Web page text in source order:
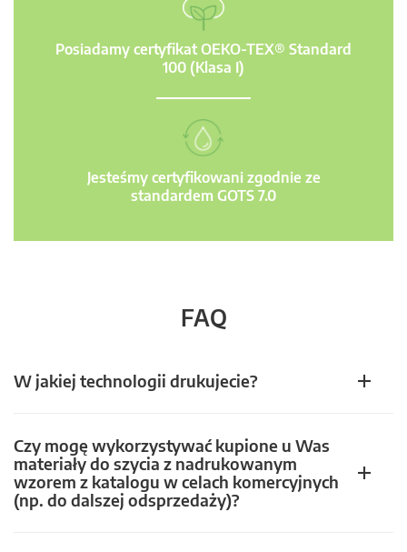
Posiadamy certyfikat OEKO-TEX® Standard
100 (Klasa I)
Jesteśmy certyfikowani zgodnie ze
standardem GOTS 7.0
FAQ
W jakiej technologii drukujecie?
Czy mogę wykorzystywać kupione u Was
materiały do szycia z nadrukowanym
wzorem z katalogu w celach komercyjnych
(np. do dalszej odsprzedaży)?